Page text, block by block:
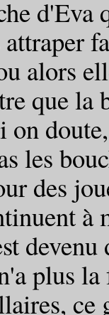
d'Eva
attraper
alors
que la
les
des
à
plus
ce